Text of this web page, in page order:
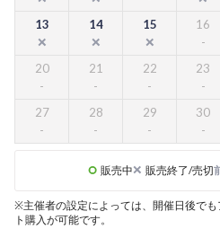
13 14 15 16
20 21 22 23
27 28 29 30
販売中 販売終了/売切
※主催者の設定によっては、開催日後で
ト購入が可能です。